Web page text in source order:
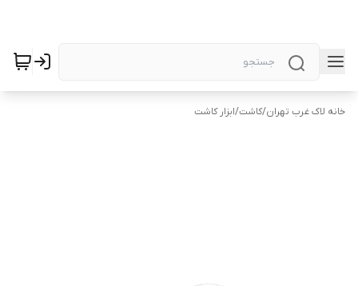
خانه لاک غرب تهران/کاشت/ابزار کاشت